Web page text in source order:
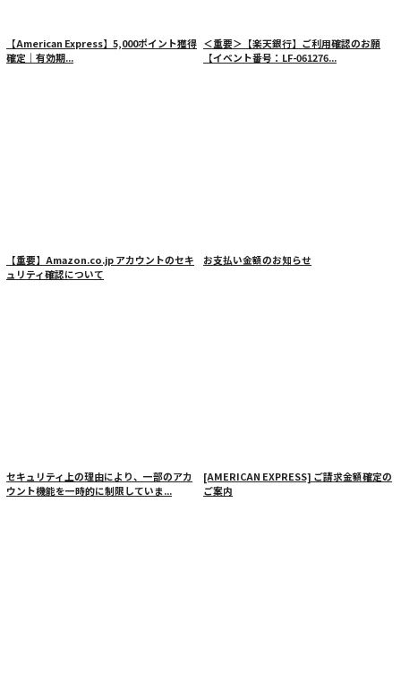
【American Express】5,000ポイント獲得
確定｜有効期...
＜重要＞【楽天銀行】ご利用確認のお願
【イベント番号：LF-061276...
【重要】Amazon.co.jp アカウントのセキ
ュリティ確認について
お支払い金額のお知らせ
セキュリティ上の理由により、一部のアカ
ウント機能を一時的に制限していま...
[AMERICAN EXPRESS] ご請求金額確定の
ご案内